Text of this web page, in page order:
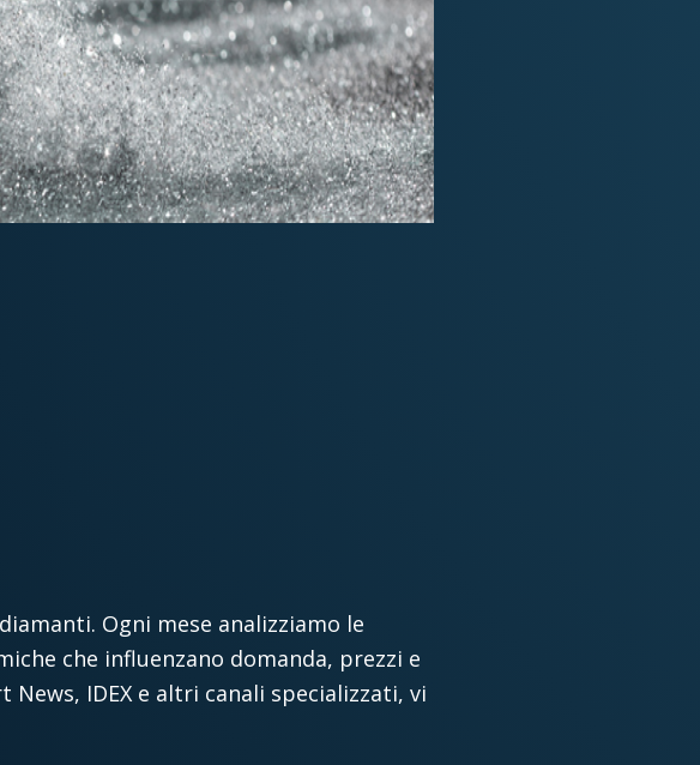
Ogni mese analizziamo le
che influenzano domanda, prezzi e
IDEX e altri canali specializzati, vi